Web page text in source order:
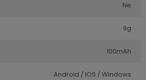
Ne
9g
100mAh
Android / IOS / Windows